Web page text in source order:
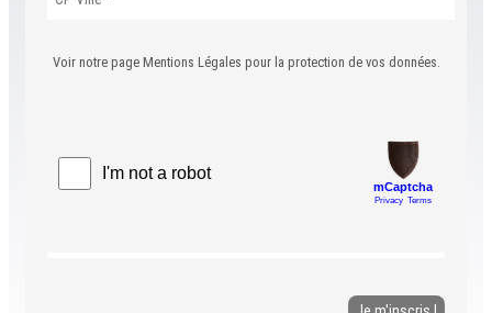
Voir notre page Mentions Légales pour la protection de vos données.